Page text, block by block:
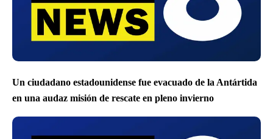
Un ciudadano estadounidense fue evacuado de la Antártida
en una audaz misión de rescate en pleno invierno